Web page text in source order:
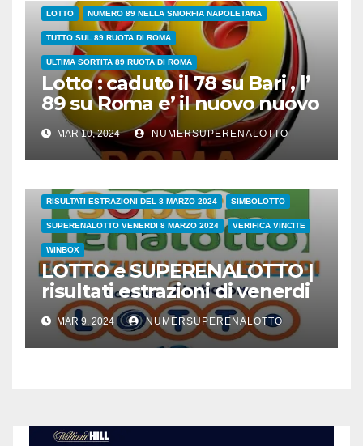
LOTTO NUMERO 89 NELLA SMORFIA NAPOLETANA
TUTTO SUL 89 RUOTA DI ROMA
ULTIMA SORTITA 89 RUOTA DI ROMA
Lotto : caduto il 78 su Bari , l’
89 su Roma e’ il nuovo nuovo
leader dei ritardatari
MAR 10, 2024 NUMERSUPERENALOTTO
COVID ESTRAZIONI DI OGGI LOTTO
RISULTATI ESTRAZIONI DEL 8 MARZO 2024 SIMBOLOTTO
SUPERENALOTTO VENERDI 8 MARZO 2024 VERIFICA VINCITE
WINBOX
LOTTO e SUPERENALOTTO |
risultati estrazioni di venerdi
8 marzo 2024
MAR 9, 2024 NUMERSUPERENALOTTO